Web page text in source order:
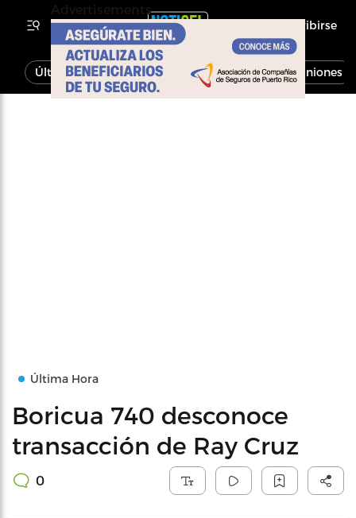
Inscribirse
Última Hora Noticias Economía Opiniones
Última Hora
Boricua 740 desconoce
transacción de Ray Cruz
0
Advertisements